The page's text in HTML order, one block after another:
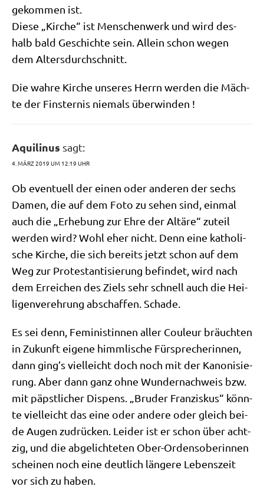
gekom­men ist.
Die­se „Kir­che“ ist Men­schen­werk und wird des­
halb bald Geschich­te sein. Allein schon wegen
dem Altersdurchschnitt.
Die wah­re Kir­che unse­res Herrn wer­den die Mäch­
te der Fin­ster­nis nie­mals überwinden !
Aquilinus sagt:
4. MÄRZ 2019 UM 12:19 UHR
Ob even­tu­ell der einen oder ande­ren der sechs
Damen, die auf dem Foto zu sehen sind, ein­mal
auch die „Erhe­bung zur Ehre der Altä­re“ zuteil
wer­den wird? Wohl eher nicht. Denn eine katho­li­
sche Kir­che, die sich bereits jetzt schon auf dem
Weg zur Pro­te­stan­ti­sie­rung befin­det, wird nach
dem Errei­chen des Ziels sehr schnell auch die Hei­
li­gen­ver­eh­rung abschaf­fen. Schade.
Es sei denn, Femi­ni­stin­nen aller Cou­leur bräuch­ten
in Zukunft eige­ne himm­li­sche Für­spre­che­rin­nen,
dann ging’s viel­leicht doch noch mit der Kano­ni­sie­
rung. Aber dann ganz ohne Wun­der­nach­weis bzw.
mit päpst­li­cher Dis­pens. „Bru­der Fran­zis­kus“ könn­
te viel­leicht das eine oder ande­re oder gleich bei­
de Augen zudrücken. Lei­der ist er schon über acht­
zig, und die abge­lich­te­ten Ober-Ordens­obe­rin­nen
schei­nen noch eine deut­lich län­ge­re Lebens­zeit
vor sich zu haben.